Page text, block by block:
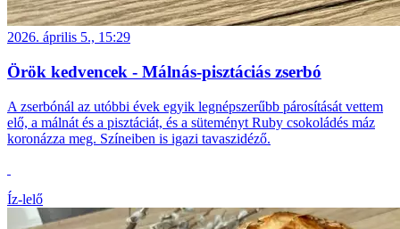
2026. április 5., 15:29
Örök kedvencek - Málnás-pisztáciás zserbó
A zserbónál az utóbbi évek egyik legnépszerűbb párosítását vettem
elő, a málnát és a pisztáciát, és a süteményt Ruby csokoládés máz
koronázza meg. Színeiben is igazi tavaszidéző.
Íz-lelő